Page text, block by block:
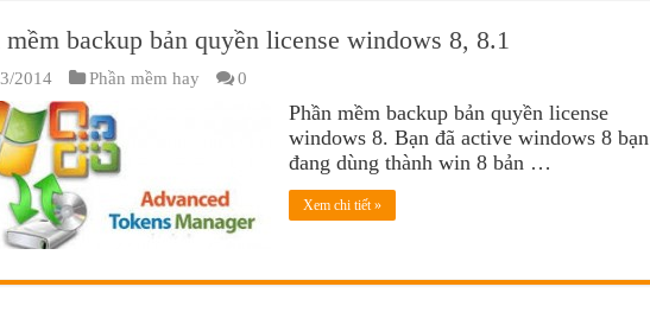
mềm backup bản quyền license windows 8, 8.1
2014 Phần mềm hay 0
Phần mềm backup bản quyền license
windows 8. Bạn đã active windows 8 bạn
đang dùng thành win 8 bản …
Xem chi tiết »